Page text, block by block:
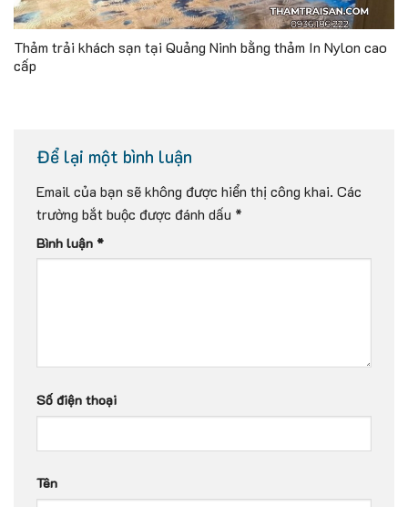
Thảm trải khách sạn tại Quảng Ninh bằng thảm In Nylon cao
cấp
Để lại một bình luận
Email của bạn sẽ không được hiển thị công khai. Các
trường bắt buộc được đánh dấu *
Bình luận *
Số điện thoại
Tên